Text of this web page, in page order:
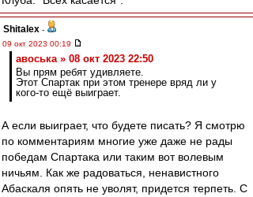
Shitalex -
09 окт 2023 00:19
авоська » 08 окт 2023 22:50
Вы прям ребят удивляете.
Этот Спартак при этом тренере вряд ли у
кого-то ещё выиграет.
А если выиграет, что будете писать? Я смотрю
по комментариям многие уже даже не рады
победам Спартака или таким вот волевым
ничьям. Как же радоваться, ненавистного
Абаскаля опять не уволят, придется терпеть. С